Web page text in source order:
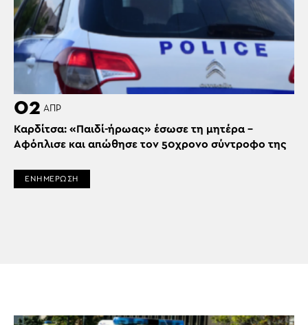
02 ΑΠΡ
Καρδίτσα: «Παιδί-ήρωας» έσωσε τη μητέρα –
Αφόπλισε και απώθησε τον 50χρονο σύντροφο της
ΕΝΗΜΕΡΩΣΗ